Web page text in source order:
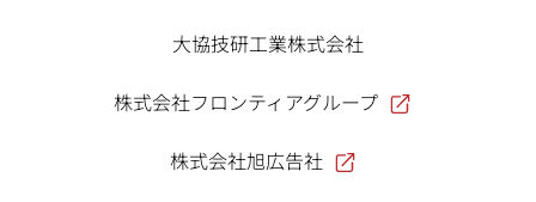
大協技研工業株式会社
株式会社フロンティアグループ
株式会社旭広告社